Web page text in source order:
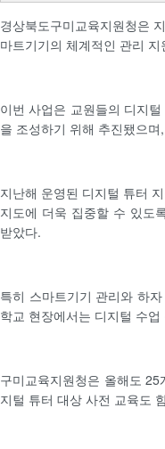
경상북도구미교육지원청은
마트기기의 체계적인 관리
이번 사업은 교원들의 디지
을 조성하기 위해 추진됐으
지난해 운영된 디지털 튜터
지도에 더욱 집중할 수 있도
받았다.
특히 스마트기기 관리와 하
학교 현장에서는 디지털 수
구미교육지원청은 올해도
지털 튜터 대상 사전 교육도